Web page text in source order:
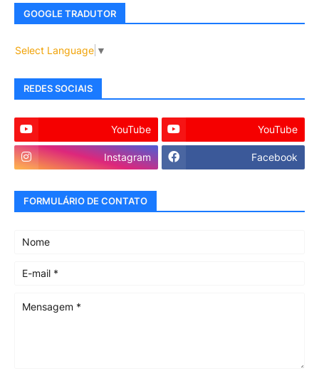
GOOGLE TRADUTOR
Select Language ▼
REDES SOCIAIS
YouTube YouTube
Instagram Facebook
FORMULÁRIO DE CONTATO